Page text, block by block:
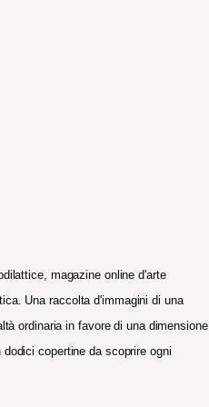
magazine online d'arte
Una raccolta d'immagini di una
ordinaria in favore di una dimensione
copertine da scoprire ogni